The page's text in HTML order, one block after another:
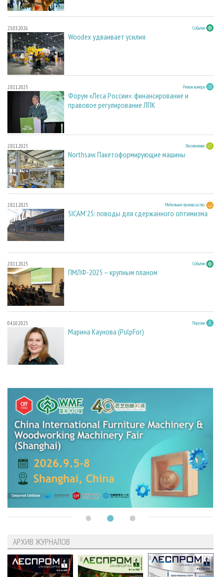
23.03.2026 События
Woodex удваивает усилия
28.11.2025 Регион номера
Форум «Леса России»: финансирование и
правовое регулирование ЛПК
28.11.2025 Лесопиление
Northsaw. Пакетоформирующие машины
28.11.2025 Мебельное производство
SICAM'25: поводы для сдержанного оптимизма
28.11.2025 События
ПМЛФ-2025 – крупным планом
04.10.2025 Персона
Марина Каунова (PulpFor)
АРХИВ ЖУРНАЛОВ